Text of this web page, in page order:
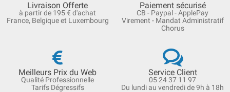
Livraison Offerte
à partir de 195 € d'achat
France, Belgique et Luxembourg
Paiement sécurisé
CB - Paypal - ApplePay
Virement - Mandat Administratif
Chorus
Meilleurs Prix du Web
Qualité Professionnelle
Tarifs Dégressifs
Service Client
05 24 37 11 97
Du lundi au vendredi de 9h à 18h